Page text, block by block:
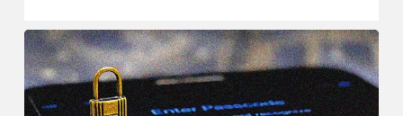
des
droits.
L’ACLC
et
une
coalition